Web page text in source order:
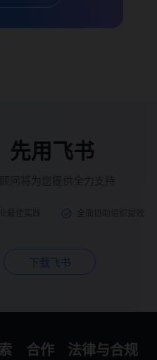
先用飞书
下载飞书
合作
法律与合规